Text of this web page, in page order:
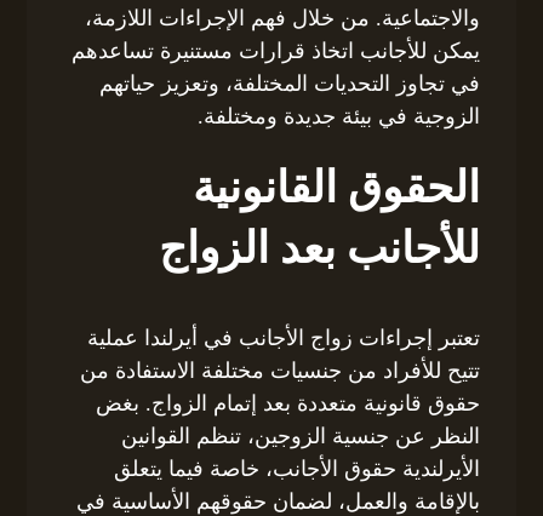
والاجتماعية. من خلال فهم الإجراءات اللازمة،
يمكن للأجانب اتخاذ قرارات مستنيرة تساعدهم
في تجاوز التحديات المختلفة، وتعزيز حياتهم
الزوجية في بيئة جديدة ومختلفة.
الحقوق القانونية
للأجانب بعد الزواج
تعتبر إجراءات زواج الأجانب في أيرلندا عملية
تتيح للأفراد من جنسيات مختلفة الاستفادة من
حقوق قانونية متعددة بعد إتمام الزواج. بغض
النظر عن جنسية الزوجين، تنظم القوانين
الأيرلندية حقوق الأجانب، خاصة فيما يتعلق
بالإقامة والعمل، لضمان حقوقهم الأساسية في